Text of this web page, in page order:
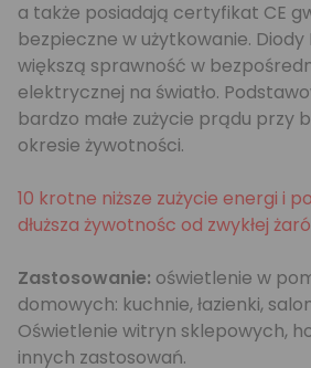
a także posiadają certyfikat CE
bezpieczne w użytkowanie. Diody
większą sprawność w
elektrycznej na światło.
bardzo małe zużycie prądu przy
okresie żywotności.
10 krotne niższe zużycie energi i
dłuższa żywotnośc od zwykłej
Zastosowanie: oświetlenie w
domowych: kuchnie, łazienki,
Oświetlenie witryn sklepowych,
innych zastosowań.